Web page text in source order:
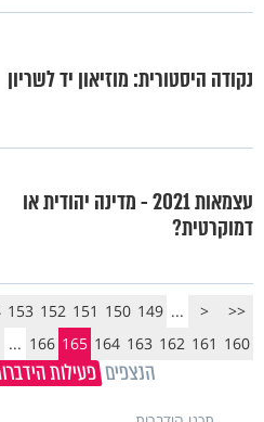
נקודה היסטורית: מוזיאון יד לשריון
עצמאות 2021 - מדינה יהודית או
דמוקרטית?
<<
<
...
149
150
151
152
153
160
161
162
163
164
165
166
...
הנצפים פעילות